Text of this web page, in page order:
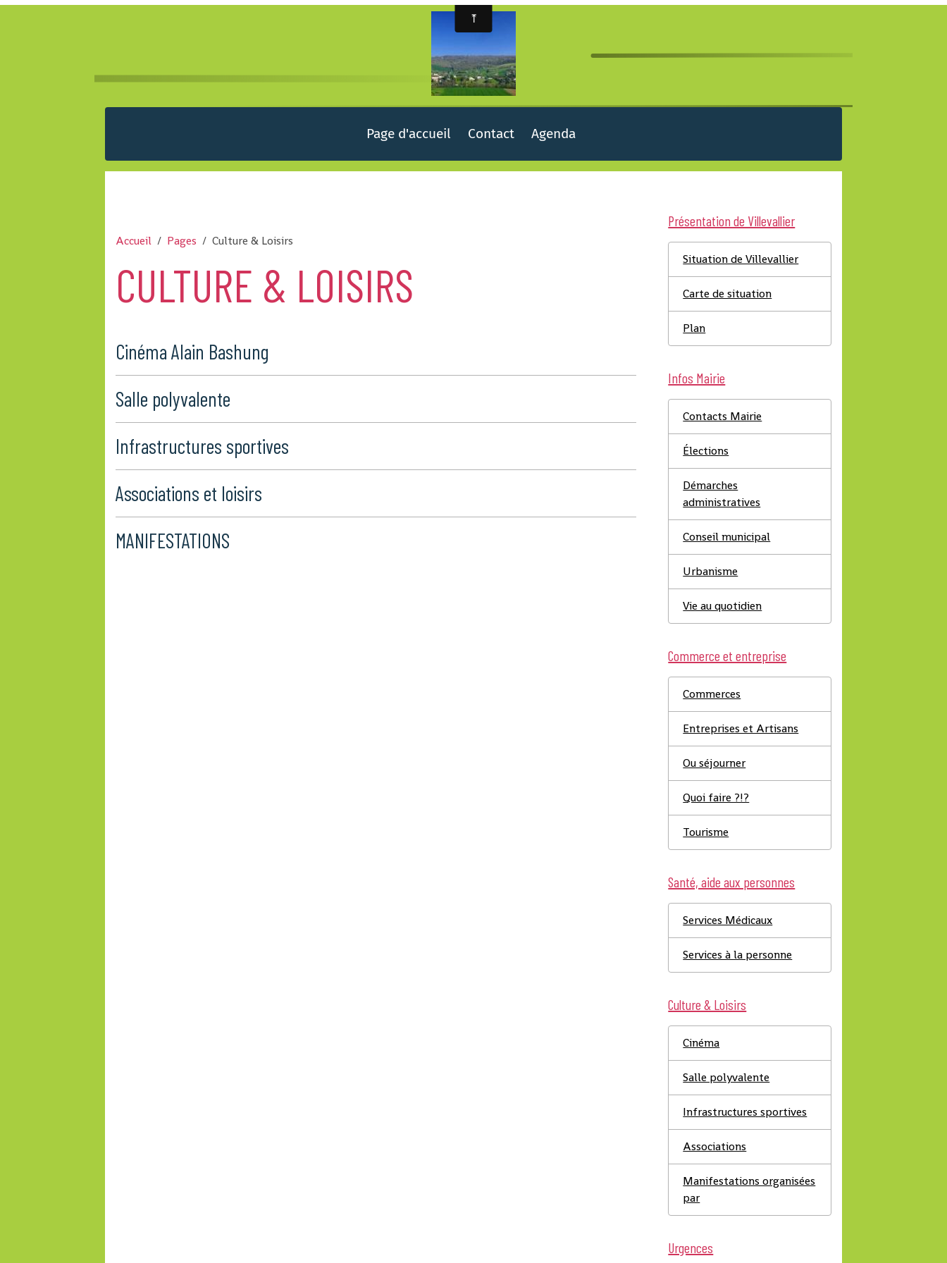
Page d'accueil Contact Agenda
Accueil Pages Culture & Loisirs
CULTURE & LOISIRS
Cinéma Alain Bashung
Salle polyvalente
Infrastructures sportives
Associations et loisirs
MANIFESTATIONS
Présentation de Villevallier
Situation de Villevallier
Carte de situation
Plan
Infos Mairie
Contacts Mairie
Élections
Démarches
administratives
Conseil municipal
Urbanisme
Vie au quotidien
Commerce et entreprise
Commerces
Entreprises et Artisans
Ou séjourner
Quoi faire ?!?
Tourisme
Santé, aide aux personnes
Services Médicaux
Services à la personne
Culture & Loisirs
Cinéma
Salle polyvalente
Infrastructures sportives
Associations
Manifestations organisées
par
Urgences